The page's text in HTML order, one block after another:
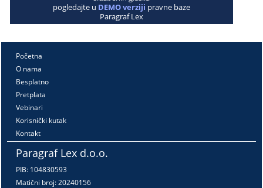
pogledajte u DEMO verziji pravne baze
Paragraf Lex
Početna
O nama
Besplatno
Pretplata
Vebinari
Korisnički kutak
Kontakt
Paragraf Lex d.o.o.
PIB: 104830593
Matični broj: 20240156